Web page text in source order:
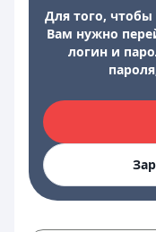
Для того, чтобы
Вам нужно
логин и